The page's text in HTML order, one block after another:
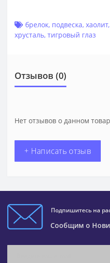
брелок, подвеска, хаолит,
хрусталь, тигровый глаз
Отзывов (0)
Нет отзывов о данном
+ Написать отзыв
Подпишитесь на
Сообщим о